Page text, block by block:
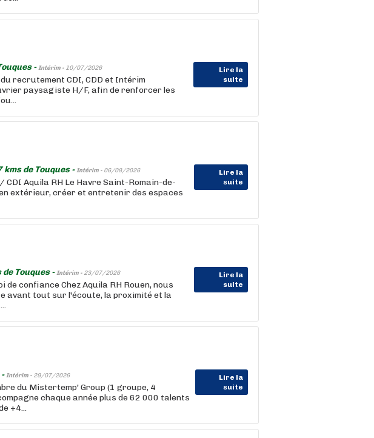
-Intérim - 10/07/2026
Lire la
suite
recrutement CDI, CDD et Intérim
paysagiste H/F, afin de renforcer les
kms de Touques -Intérim - 06/08/2026
Lire la
suite
Aquila RH Le Havre Saint-Romain-de-
extérieur, créer et entretenir des espaces
Touques -Intérim - 23/07/2026
Lire la
suite
confiance Chez Aquila RH Rouen, nous
avant tout sur l'écoute, la proximité et la
-Intérim - 29/07/2026
Lire la
suite
du Mistertemp' Group (1 groupe, 4
chaque année plus de 62 000 talents
+4...